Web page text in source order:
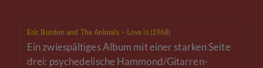
Eric Burdon and The Animals – Love is (1968)
Ein zwiespältiges Album mit einer starken Seite
drei: psychedelische Hammond/Gitarren-